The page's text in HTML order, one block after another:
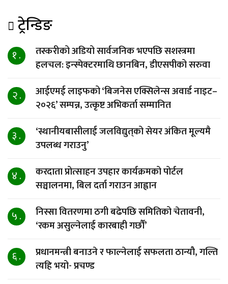
ट्रेन्डिङ
१ .
तस्करीको अडियो सार्वजनिक भएपछि सशस्त्रमा
हलचल: इन्स्पेक्टरमाथि छानबिन, डीएसपीको सरुवा
२ .
आईएमई लाइफको ‘बिजनेस एक्सिलेन्स अवार्ड नाइट–
२०२६’ सम्पन्न, उत्कृष्ट अभिकर्ता सम्मानित
३ .
‘स्थानीयबासीलाई जलविद्युत्‌को सेयर अंकित मूल्यमै
उपलब्ध गराउनु’
४ .
करदाता प्रोत्साहन उपहार कार्यक्रमको पोर्टल
सञ्चालनमा, बिल दर्ता गराउन आह्वान
५ .
निस्सा वितरणमा ठगी बढेपछि समितिको चेतावनी,
‘रकम असुल्नेलाई कारबाही गर्छाैं’
६ .
प्रधानमन्त्री बनाउने र फाल्नेलाई सफलता ठान्यौ, गल्ति
त्यहि भयो- प्रचण्ड